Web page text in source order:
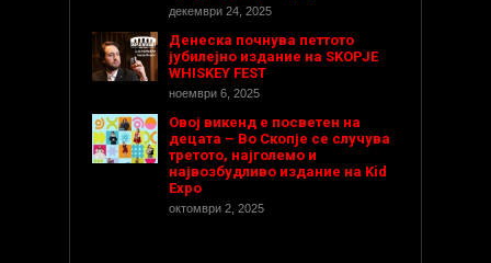
декември 24, 2025
Денеска почнува петтото
јубилејно издание на SKOPJE
WHISKEY FEST
ноември 6, 2025
Овој викенд е посветен на
децата – Во Скопје се случува
третото, најголемо и
највозбудливо издание на Kid
Expo
октомври 2, 2025